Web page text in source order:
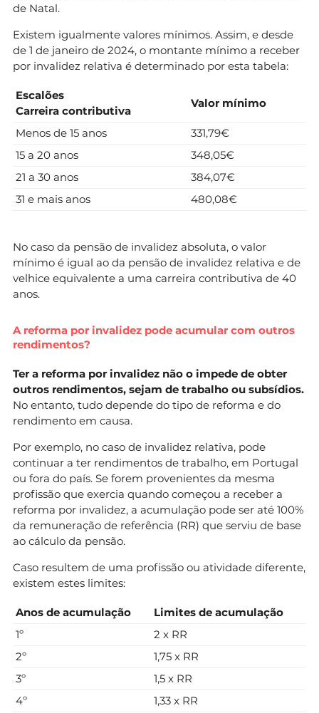
de Natal.
Existem igualmente valores mínimos. Assim, e desde
de 1 de janeiro de 2024, o montante mínimo a receber
por invalidez relativa é determinado por esta tabela:
Escalões
Carreira contributiva
Valor mínimo
Menos de 15 anos
331,79€
15 a 20 anos
348,05€
21 a 30 anos
384,07€
31 e mais anos
480,08€
No caso da pensão de invalidez absoluta, o valor
mínimo é igual ao da pensão de invalidez relativa e de
velhice equivalente a uma carreira contributiva de 40
anos.
A reforma por invalidez pode acumular com outros
rendimentos?
Ter a reforma por invalidez não o impede de obter
outros rendimentos, sejam de trabalho ou subsídios.
No entanto, tudo depende do tipo de reforma e do
rendimento em causa.
Por exemplo, no caso de invalidez relativa, pode
continuar a ter rendimentos de trabalho, em Portugal
ou fora do país. Se forem provenientes da mesma
profissão que exercia quando começou a receber a
reforma por invalidez, a acumulação pode ser até 100%
da remuneração de referência (RR) que serviu de base
ao cálculo da pensão.
Caso resultem de uma profissão ou atividade diferente,
existem estes limites:
Anos de acumulação
Limites de acumulação
1º
2 x RR
2º
1,75 x RR
3º
1,5 x RR
4º
1,33 x RR